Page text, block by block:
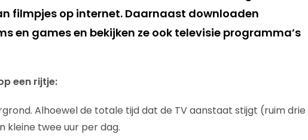
filmpjes op internet. Daarnaast downloaden
en games en bekijken ze ook televisie programma’s
een rijtje:
Alhoewel de totale tijd dat de TV aanstaat stijgt (ruim drie
kleine twee uur per dag.